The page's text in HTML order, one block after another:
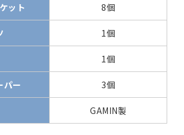
ット
8個
1個
1個
パー 3個
GAMIN製